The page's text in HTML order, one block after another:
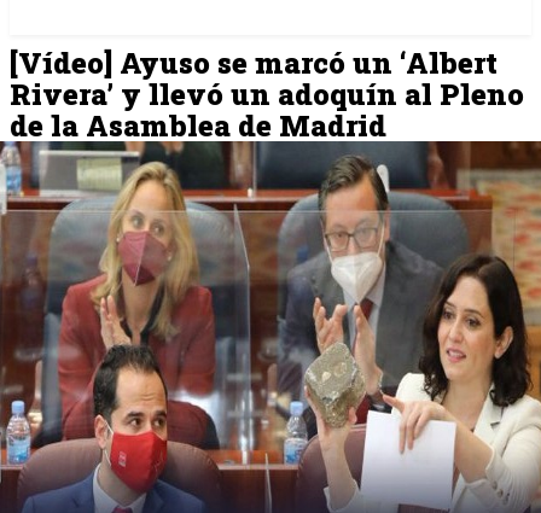
[Vídeo] Ayuso se marcó un ‘Albert
Rivera’ y llevó un adoquín al Pleno
de la Asamblea de Madrid